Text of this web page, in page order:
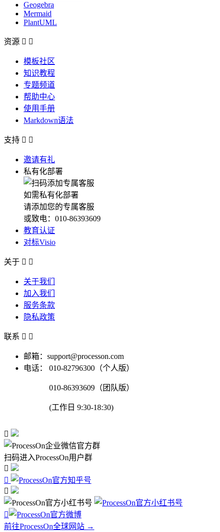
Geogebra
Mermaid
PlantUML
资源  
模板社区
知识教程
专题频道
帮助中心
使用手册
Markdown语法
支持  
邀请有礼
私有化部署
如需私有化部署
请添加您的专属客服
或致电：010-86393609
教育认证
对标Visio
关于  
关于我们
加入我们
服务条款
隐私政策
联系  
邮箱：support@processon.com
电话：
010-82796300（个人版）
010-86393609（团队版）
(工作日 9:30-18:30)

扫码进入ProcessOn用户群




前往ProcessOn全球网站 →